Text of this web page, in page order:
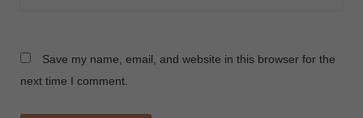
Save my name, email, and website in this browser for the
next time I comment.